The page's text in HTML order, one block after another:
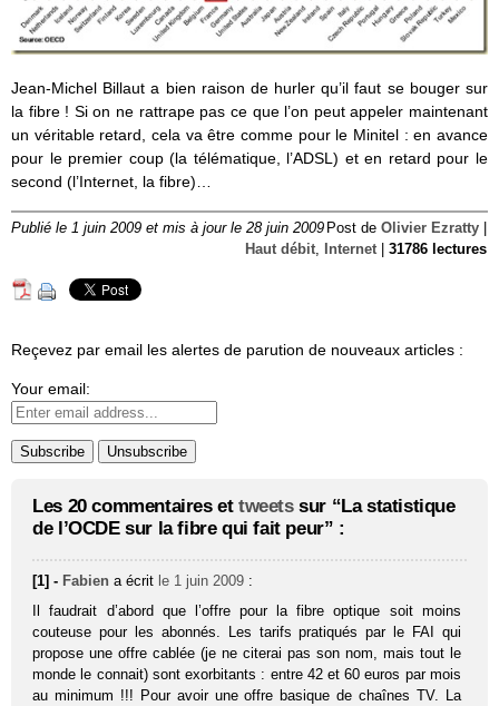
Jean-Michel Billaut a bien raison de hurler qu’il faut se bouger sur
la fibre ! Si on ne rattrape pas ce que l’on peut appeler maintenant
un véritable retard, cela va être comme pour le Minitel : en avance
pour le premier coup (la télématique, l’ADSL) et en retard pour le
second (l’Internet, la fibre)…
Publié le 1 juin 2009 et mis à jour le 28 juin 2009 Post de Olivier Ezratty
Haut débit, Internet| 31786 lectures
Reçevez par email les alertes de parution de nouveaux articles :
Your email:
Les 20 commentaires et tweetssur “La statistique
de l’OCDE sur la fibre qui fait peur” :
[1] - Fabien a écrit le 1 juin 2009 :
Il faudrait d’abord que l’offre pour la fibre optique soit moins
couteuse pour les abonnés. Les tarifs pratiqués par le FAI qui
propose une offre cablée (je ne citerai pas son nom, mais tout le
monde le connait) sont exorbitants : entre 42 et 60 euros par mois
au minimum !!! Pour avoir une offre basique de chaînes TV. La